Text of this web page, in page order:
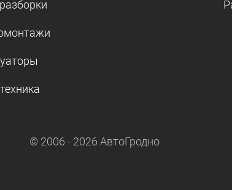
© 2006 - 2026 АвтоГродно